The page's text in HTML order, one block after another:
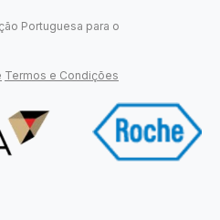
Portuguesa para o
Termos e Condições